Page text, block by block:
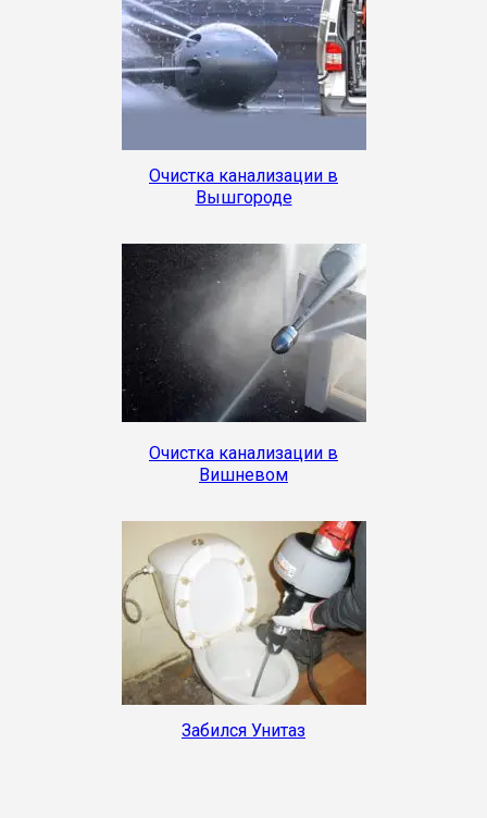
Очистка канализации в
Вышгороде
Очистка канализации в
Вишневом
Забился Унитаз